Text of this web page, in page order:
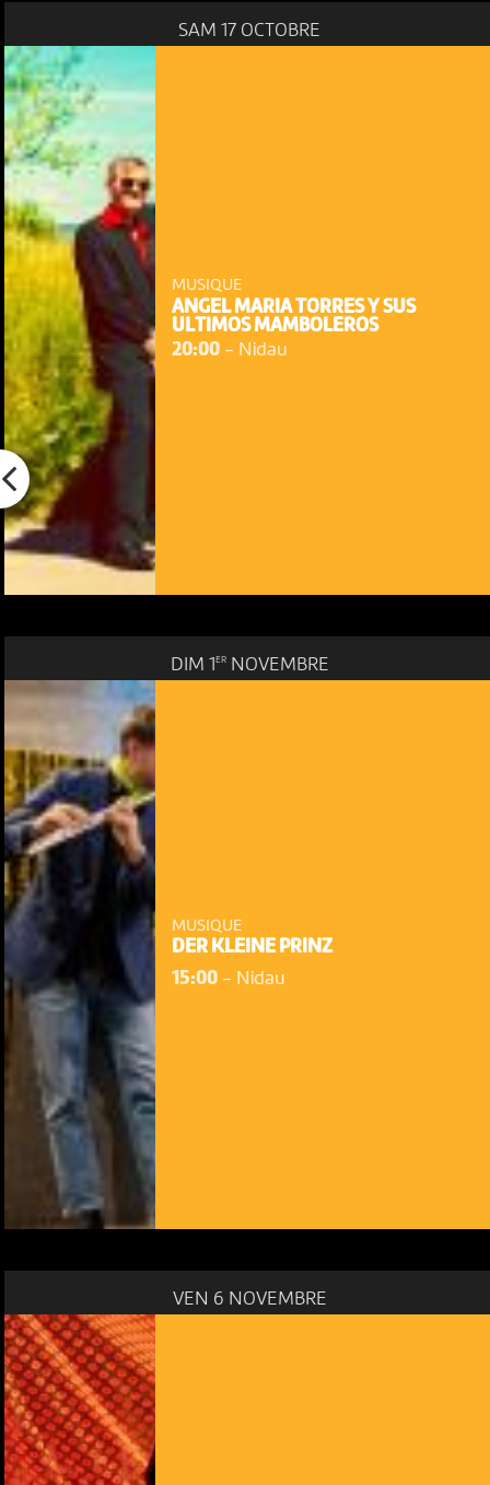
SAM 17 OCTOBRE
MUSIQUE
ANGEL MARIA TORRES Y SUS
ULTIMOS MAMBOLEROS
20:00- Nidau
DIM 1 ERNOVEMBRE
MUSIQUE
DER KLEINE PRINZ
15:00- Nidau
VEN 6 NOVEMBRE